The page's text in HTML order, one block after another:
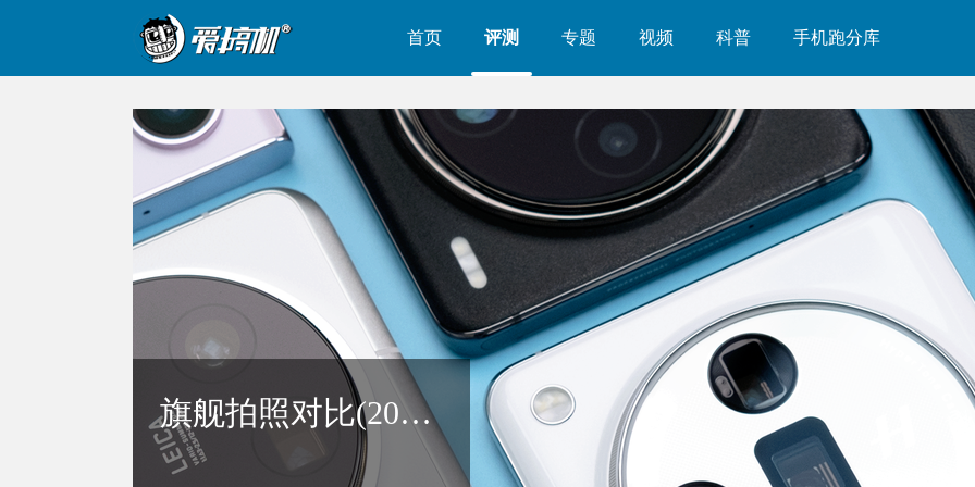
首页 评测 专题 视频 科普 手机跑分库
旗舰拍照对比(2024上)